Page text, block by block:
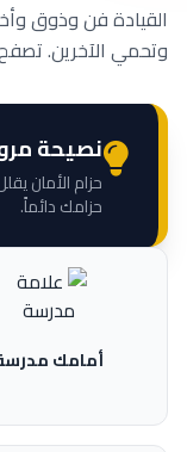
فن وذوق وأخلاق.
تصفح دليل
نصيحة مرورية
حزامك دائماً.
أمامك مدرسة